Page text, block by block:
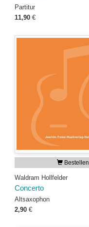
Partitur
11,90 €
Bestellen
Waldram Hollfelder
Concerto
Altsaxophon
2,90 €